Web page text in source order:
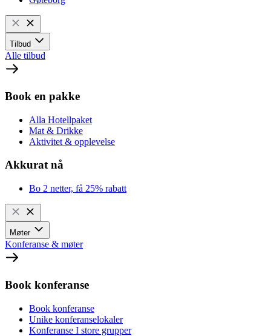
Tilbud
Alle tilbud
Book en pakke
Alla Hotellpaket
Mat & Drikke
Aktivitet & opplevelse
Akkurat nå
Bo 2 netter, få 25% rabatt
Møter
Konferanse & møter
Book konferanse
Book konferanse
Unike konferanselokaler
Konferanse I store grupper